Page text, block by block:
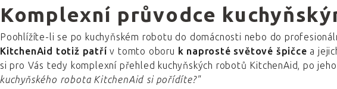
Komplexní průvodce
Poohlížíte-li se po kuchyňském robotu do domácnosti nebo do
KitchenAid totiž patří v tomto oboru k naprosté světové špičce a
si pro Vás tedy komplexní přehled kuchyňských robotů KitchenAid, po
kuchyňského robota KitchenAid si pořídíte?"